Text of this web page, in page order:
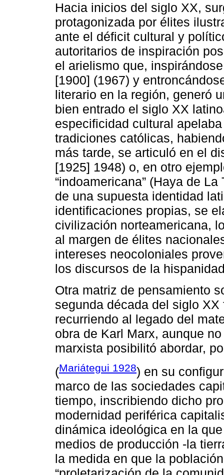
Hacia inicios del siglo XX,
protagonizada por élites
ante el déficit cultural y
autoritarios de inspiración
el arielismo que,
[1900] (1967) y
literario en la región, generó
bien entrado el siglo XX
especificidad cultural
tradiciones católicas,
más tarde, se articuló en el
[1925] 1948) o, en otro
“indoamericana” (Haya de
de una supuesta identidad
identificaciones propias, se
civilización norteamericana,
al margen de élites
intereses neocoloniales
los discursos de la
Otra matriz de pensamiento
segunda década del siglo
recurriendo al legado del
obra de Karl Marx, aunque
marxista posibilitó abordar,
(Mariátegui 1928) en su
marco de las sociedades
tiempo, inscribiendo dicho
modernidad periférica
dinámica ideológica en la
medios de producción -la
la medida en que la